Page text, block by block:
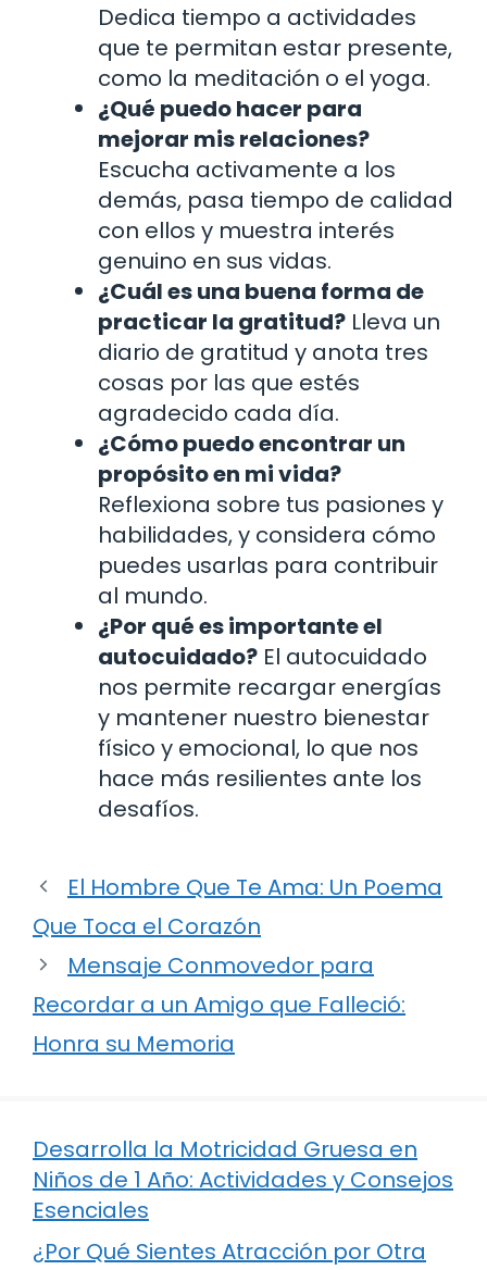
Dedica tiempo a actividades
que te permitan estar presente,
como la meditación o el yoga.
¿Qué puedo hacer para
mejorar mis relaciones?
Escucha activamente a los
demás, pasa tiempo de calidad
con ellos y muestra interés
genuino en sus vidas.
¿Cuál es una buena forma de
practicar la gratitud? Lleva un
diario de gratitud y anota tres
cosas por las que estés
agradecido cada día.
¿Cómo puedo encontrar un
propósito en mi vida?
Reflexiona sobre tus pasiones y
habilidades, y considera cómo
puedes usarlas para contribuir
al mundo.
¿Por qué es importante el
autocuidado? El autocuidado
nos permite recargar energías
y mantener nuestro bienestar
físico y emocional, lo que nos
hace más resilientes ante los
desafíos.
El Hombre Que Te Ama: Un Poema
Que Toca el Corazón
Mensaje Conmovedor para
Recordar a un Amigo que Falleció:
Honra su Memoria
Desarrolla la Motricidad Gruesa en
Niños de 1 Año: Actividades y Consejos
Esenciales
¿Por Qué Sientes Atracción por Otra